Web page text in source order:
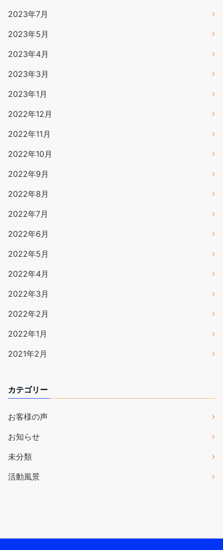
2023年7月
2023年5月
2023年4月
2023年3月
2023年1月
2022年12月
2022年11月
2022年10月
2022年9月
2022年8月
2022年7月
2022年6月
2022年5月
2022年4月
2022年3月
2022年2月
2022年1月
2021年2月
カテゴリー
お客様の声
お知らせ
未分類
活動風景